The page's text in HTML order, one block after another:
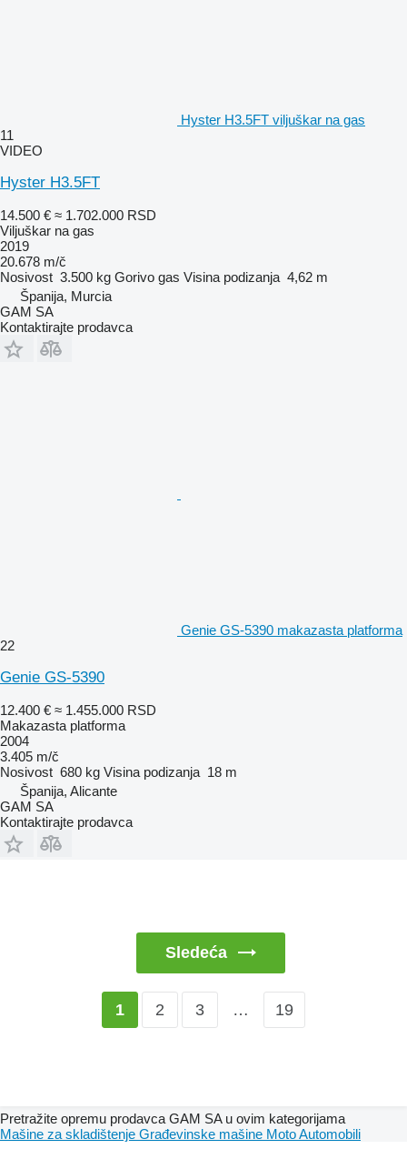
Hyster H3.5FT viljuškar na gas
11
VIDEO
Hyster H3.5FT
14.500 € ≈ 1.702.000 RSD
Viljuškar na gas
2019
20.678 m/č
Nosivost 3.500 kg Gorivo gas Visina podizanja 4,62 m
Španija, Murcia
GAM SA
Kontaktirajte prodavca
Genie GS-5390 makazasta platforma
22
Genie GS-5390
12.400 € ≈ 1.455.000 RSD
Makazasta platforma
2004
3.405 m/č
Nosivost 680 kg Visina podizanja 18 m
Španija, Alicante
GAM SA
Kontaktirajte prodavca
Sledeća
1 2 3 … 19
Pretražite opremu prodavca GAM SA u ovim kategorijama
Mašine za skladištenje Građevinske mašine MotoAutomobili